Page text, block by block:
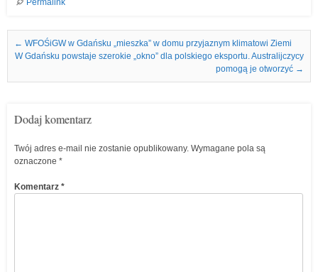
Permalink
Nawigacja we wpisach
← WFOŚiGW w Gdańsku „mieszka” w domu przyjaznym klimatowi Ziemi
W Gdańsku powstaje szerokie „okno” dla polskiego eksportu. Australijczycy
pomogą je otworzyć →
Dodaj komentarz
Twój adres e-mail nie zostanie opublikowany. Wymagane pola są
oznaczone *
Komentarz *